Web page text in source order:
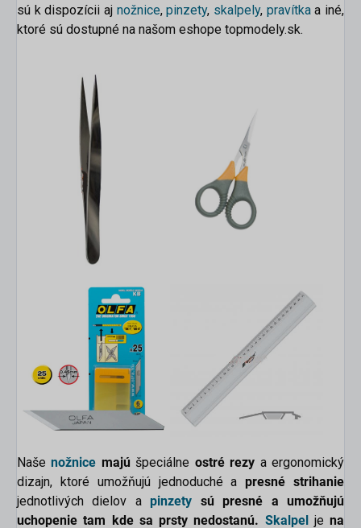
sú k dispozícii aj nožnice,pinzety, skalpely, pravítkaa iné,
ktoré sú dostupné na našom eshope topmodely.sk.
Našenožnice majúšpeciálne ostré rezy a ergonomický
dizajn, ktoré umožňujú jednoduché a presné strihanie
jednotlivých dielov apinzety sú presné a umožňujú
uchopenie tam kde sa prsty nedostanú. Skalpel je na